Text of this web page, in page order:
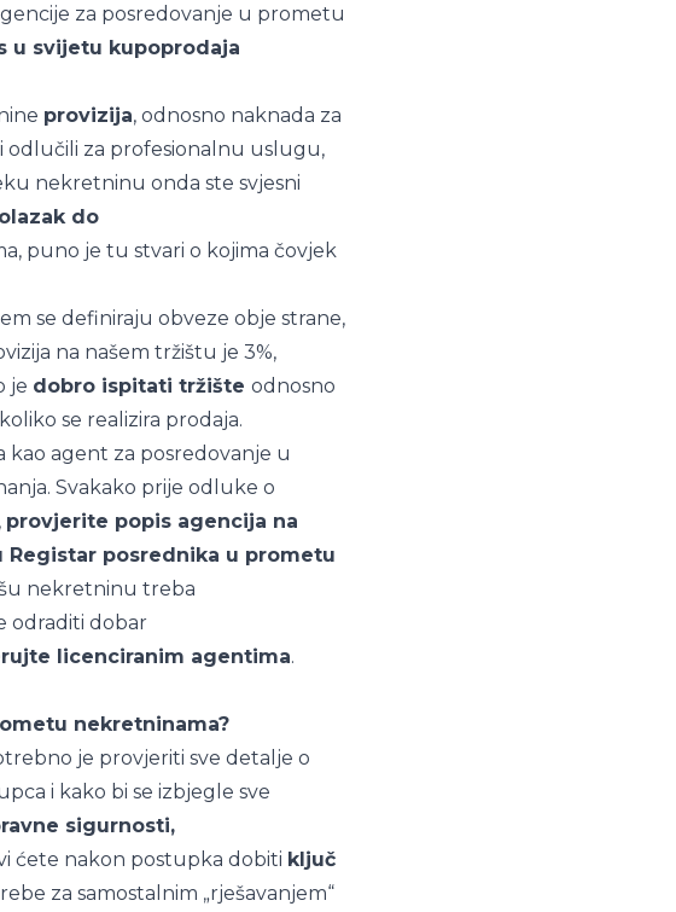
za posredovanje u prometu
u svijetu kupoprodaja
provizija, odnosno naknada za
odlučili za profesionalnu uslugu,
nekretninu onda ste svjesni
do
puno je tu stvari o kojima čovjek
se definiraju obveze obje strane,
na našem tržištu je 3%,
je dobro ispitati tržište odnosno
se realizira prodaja.
kao agent za posredovanje u
Svakako prije odluke o
provjerite popis agencija na
Registar posrednika u prometu
nekretninu treba
odraditi dobar
licenciranim agentima.
nekretninama?
je provjeriti sve detalje o
i kako bi se izbjegle sve
sigurnosti,
ćete nakon postupka dobiti ključ
za samostalnim „rješavanjem“